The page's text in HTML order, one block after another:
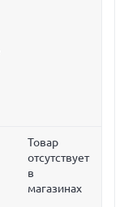
Товар
отсутствует
в
магазинах